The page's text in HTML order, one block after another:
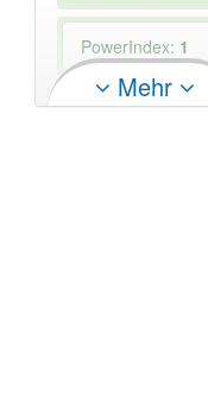
PowerIndex: 1
Wörter mit
Mehr